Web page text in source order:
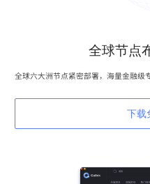
全球节点
全球六大洲节点紧密部署，海量金融级
下载